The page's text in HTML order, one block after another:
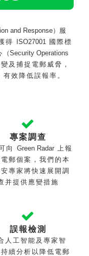
and Response） 服
得 ISO27001 國際標
（Security Operations
及捕捉電郵威脅，
有效降低誤報率。
專案調查
向 Green Radar 上報
郵個案，我們的本
專家將快速展開調
并提供 應變措施
誤報檢測
人工智能及專家智
續分析以降低電郵